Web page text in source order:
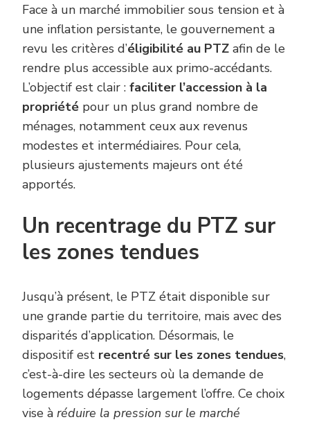
Face à un marché immobilier sous tension et à
une inflation persistante, le gouvernement a
revu les critères d’éligibilité au PTZ afin de le
rendre plus accessible aux primo-accédants.
L’objectif est clair : faciliter l’accession à la
propriété pour un plus grand nombre de
ménages, notamment ceux aux revenus
modestes et intermédiaires. Pour cela,
plusieurs ajustements majeurs ont été
apportés.
Un recentrage du PTZ sur
les zones tendues
Jusqu’à présent, le PTZ était disponible sur
une grande partie du territoire, mais avec des
disparités d’application. Désormais, le
dispositif est recentré sur les zones tendues,
c’est-à-dire les secteurs où la demande de
logements dépasse largement l’offre. Ce choix
vise à réduire la pression sur le marché